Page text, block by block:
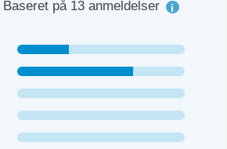
Baseret på 13 anmeldelser